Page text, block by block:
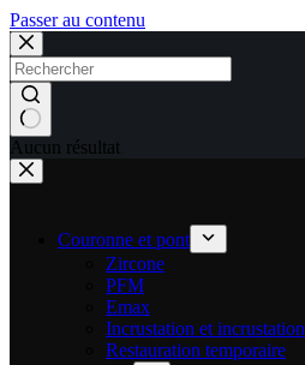
Passer au contenu
Aucun résultat
Couronne et pont
Zircone
PFM
Emax
Incrustation et incrustation
Restauration temporaire